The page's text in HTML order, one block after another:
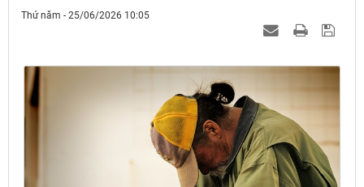
Thứ năm - 25/06/2026 10:05